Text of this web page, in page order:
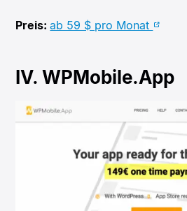
Preis:ab 59 $ pro Monat
IV. WPMobile.App